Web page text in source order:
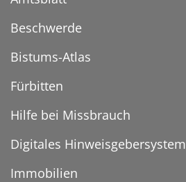
Beschwerde
Bistums-Atlas
Fürbitten
Hilfe bei Missbrauch
Digitales Hinweisgebersystem
Immobilien